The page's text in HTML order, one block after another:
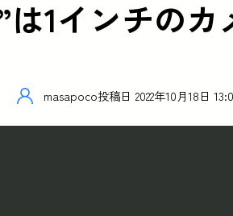
1インチの
masapoco投稿日 2022年10月18日